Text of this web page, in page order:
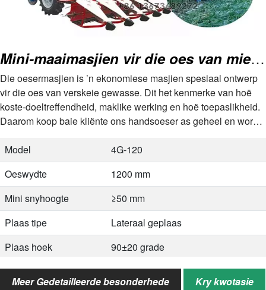
Mini-maaimasjien vir die oes van mielies, rys, koring, sorghum, gras, alfalfa
Die oesermasjien is ’n ekonomiese masjien spesiaal ontwerp
vir die oes van verskeie gewasse. Dit het kenmerke van hoë
koste-doeltreffendheid, maklike werking en hoë toepaslikheid.
Daarom koop baie kliënte ons handsoeser as geheel en word
Model
4G-120
Oeswydte
1200 mm
Mini snyhoogte
≥50 mm
Plaas tipe
Lateraal geplaas
Plaas hoek
90±20 grade
Kapasiteit
3-5 mu/uur
Meer Gedetailleerde besonderhede Kry kwotasie